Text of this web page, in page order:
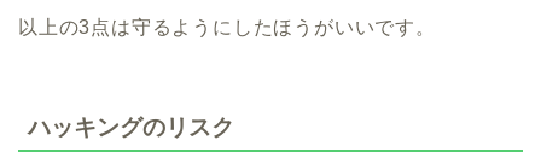
以上の3点は守るようにしたほうがいいです。
ハッキングのリスク